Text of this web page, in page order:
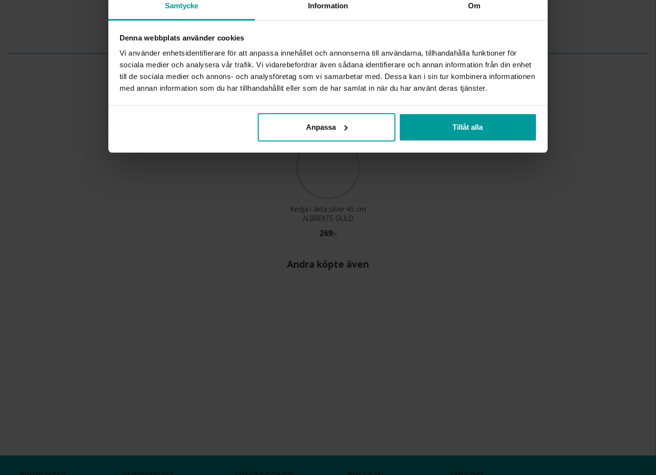
Samtycke Information Om
Denna webbplats använder cookies
Vi använder enhetsidentifierare för att anpassa innehållet och annonserna till användarna, tillhandahålla funktioner för
sociala medier och analysera vår trafik. Vi vidarebefordrar även sådana identifierare och annan information från din enhet
till de sociala medier och annons- och analysföretag som vi samarbetar med. Dessa kan i sin tur kombinera informationen
med annan information som du har tillhandahållit eller som de har samlat in när du har använt deras tjänster.
Anpassa Tillåt alla
DIAMETER CA (MM)
Liknande produkter
Kedja i äkta silver 45 cm
ALBREKTS GULD
269:-
Andra köpte även